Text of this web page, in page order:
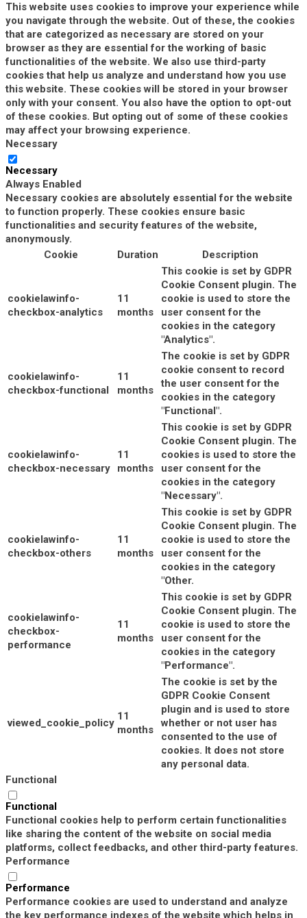
This website uses cookies to improve your experience while
you navigate through the website. Out of these, the cookies
that are categorized as necessary are stored on your
browser as they are essential for the working of basic
functionalities of the website. We also use third-party
cookies that help us analyze and understand how you use
this website. These cookies will be stored in your browser
only with your consent. You also have the option to opt-out
of these cookies. But opting out of some of these cookies
may affect your browsing experience.
Necessary
Necessary
Always Enabled
Necessary cookies are absolutely essential for the website
to function properly. These cookies ensure basic
functionalities and security features of the website,
anonymously.
Cookie
Duration Description
cookielawinfo-
checkbox-analytics
11
months
This cookie is set by GDPR
Cookie Consent plugin. The
cookie is used to store the
user consent for the
cookies in the category
"Analytics".
cookielawinfo-
checkbox-functional
11
months
The cookie is set by GDPR
cookie consent to record
the user consent for the
cookies in the category
"Functional".
cookielawinfo-
checkbox-necessary
11
months
This cookie is set by GDPR
Cookie Consent plugin. The
cookies is used to store the
user consent for the
cookies in the category
"Necessary".
cookielawinfo-
checkbox-others
11
months
This cookie is set by GDPR
Cookie Consent plugin. The
cookie is used to store the
user consent for the
cookies in the category
"Other.
cookielawinfo-
checkbox-
performance
11
months
This cookie is set by GDPR
Cookie Consent plugin. The
cookie is used to store the
user consent for the
cookies in the category
"Performance".
viewed_cookie_policy
11
months
The cookie is set by the
GDPR Cookie Consent
plugin and is used to store
whether or not user has
consented to the use of
cookies. It does not store
any personal data.
Functional
Functional
Functional cookies help to perform certain functionalities
like sharing the content of the website on social media
platforms, collect feedbacks, and other third-party features.
Performance
Performance
Performance cookies are used to understand and analyze
the key performance indexes of the website which helps in